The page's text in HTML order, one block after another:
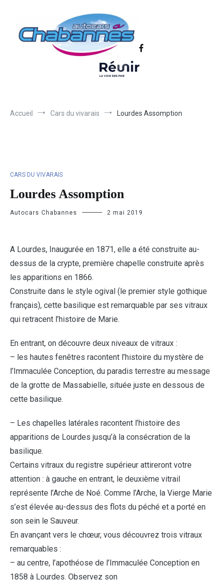
Autocars Chabannes | Transport en
Transport scolaire, Transports de personnel en Drôme Ardèche,
Transport touristique France et Europe
Accueil Cars du vivarais Lourdes Assomption
CARS DU VIVARAIS
Lourdes Assomption
Autocars Chabannes 2 mai 2019
A Lourdes, Inaugurée en 1871, elle a été construite au-
dessus de la crypte, première chapelle construite après
les apparitions en 1866.
Construite dans le style ogival (le premier style gothique
français), cette basilique est remarquable par ses vitraux
qui retracent l’histoire de Marie.
En entrant, on découvre deux niveaux de vitraux :
– les hautes fenêtres racontent l’histoire du mystère de
l’Immaculée Conception, du paradis terrestre au message
de la grotte de Massabielle, située juste en dessous de
cette basilique.
– Les chapelles latérales racontent l’histoire des
apparitions de Lourdes jusqu’à la consécration de la
basilique.
Certains vitraux du registre supérieur attireront votre
attention : à gauche en entrant, le deuxième vitrail
représente l’Arche de Noé. Comme l’Arche, la Vierge Marie
s’est élevée au-dessus des flots du péché et a porté en
son sein le Sauveur.
En avançant vers le chœur, vous découvrez trois vitraux
remarquables :
– au centre, l’apothéose de l’Immaculée Conception en
1858 à Lourdes. Observez son